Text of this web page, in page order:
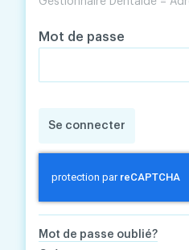
Mot de passe
Se connecter
Mot de passe oublié?